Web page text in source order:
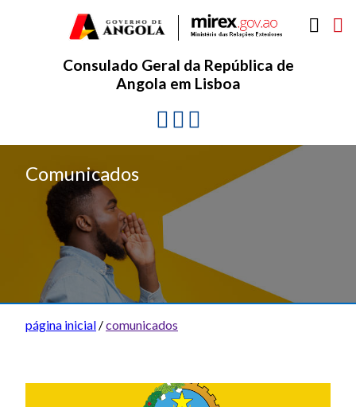
Consulado Geral da República de
Angola em Lisboa
Comunicados
página inicial /comunicados